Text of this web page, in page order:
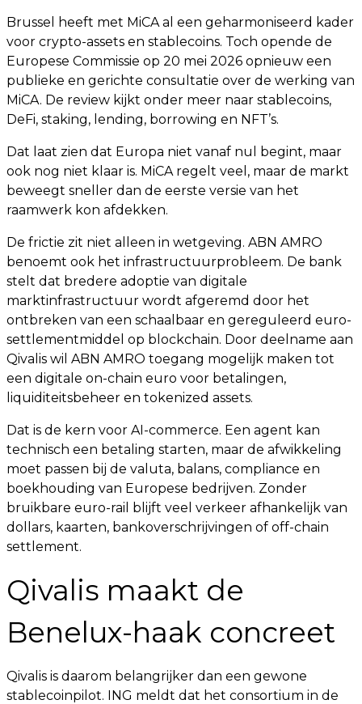
Brussel heeft met MiCA al een geharmoniseerd kader
voor crypto-assets en stablecoins. Toch opende de
Europese Commissie op 20 mei 2026 opnieuw een
publieke en gerichte consultatie over de werking van
MiCA. De review kijkt onder meer naar stablecoins,
DeFi, staking, lending, borrowing en NFT’s.
Dat laat zien dat Europa niet vanaf nul begint, maar
ook nog niet klaar is. MiCA regelt veel, maar de markt
beweegt sneller dan de eerste versie van het
raamwerk kon afdekken.
De frictie zit niet alleen in wetgeving. ABN AMRO
benoemt ook het infrastructuurprobleem. De bank
stelt dat bredere adoptie van digitale
marktinfrastructuur wordt afgeremd door het
ontbreken van een schaalbaar en gereguleerd euro-
settlementmiddel op blockchain. Door deelname aan
Qivalis wil ABN AMRO toegang mogelijk maken tot
een digitale on-chain euro voor betalingen,
liquiditeitsbeheer en tokenized assets.
Dat is de kern voor AI-commerce. Een agent kan
technisch een betaling starten, maar de afwikkeling
moet passen bij de valuta, balans, compliance en
boekhouding van Europese bedrijven. Zonder
bruikbare euro-rail blijft veel verkeer afhankelijk van
dollars, kaarten, bankoverschrijvingen of off-chain
settlement.
Qivalis maakt de
Benelux-haak concreet
Qivalis is daarom belangrijker dan een gewone
stablecoinpilot. ING meldt dat het consortium in de